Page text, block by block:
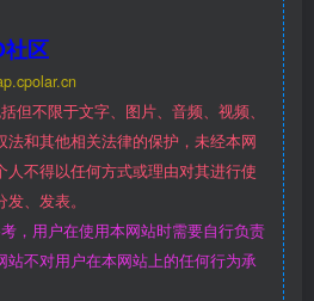
区
但不限于文字、图片、音频、视频、
法和其他相关法律的保护，未经本网
人不得以任何方式或理由对其进行使
、发表。
，用户在使用本网站时需要自行负责
站不对用户在本网站上的任何行为承